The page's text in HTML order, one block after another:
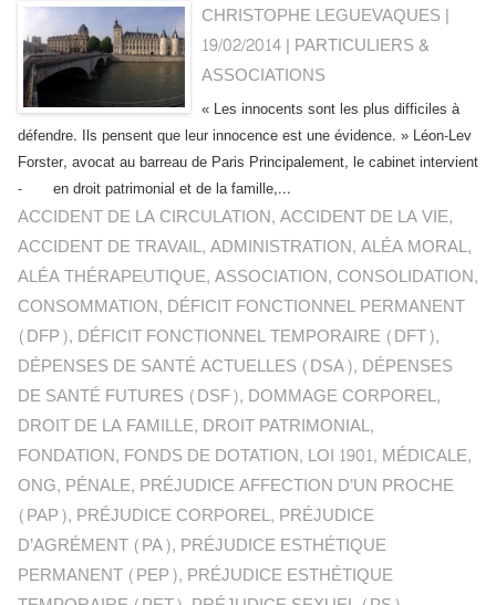
CHRISTOPHE LEGUEVAQUES |
19/02/2014| PARTICULIERS &
ASSOCIATIONS
« Les innocents sont les plus difficiles à
défendre. Ils pensent que leur innocence est une évidence. » Léon-Lev
Forster, avocat au barreau de Paris Principalement, le cabinet intervient
- en droit patrimonial et de la famille,...
ACCIDENT DE LA CIRCULATION,ACCIDENT DE LA VIE,
ACCIDENT DE TRAVAIL,ADMINISTRATION,ALÉA MORAL,
ALÉA THÉRAPEUTIQUE,ASSOCIATION, CONSOLIDATION,
CONSOMMATION, DÉFICIT FONCTIONNEL PERMANENT
(DFP), DÉFICIT FONCTIONNEL TEMPORAIRE (DFT),
DÉPENSES DE SANTÉ ACTUELLES (DSA), DÉPENSES
DE SANTÉ FUTURES (DSF), DOMMAGE CORPOREL,
DROIT DE LA FAMILLE, DROIT PATRIMONIAL,
FONDATION, FONDS DE DOTATION, LOI 1901, MÉDICALE,
ONG, PÉNALE, PRÉJUDICE AFFECTION D’UN PROCHE
(PAP), PRÉJUDICE CORPOREL, PRÉJUDICE
D’AGRÉMENT (PA), PRÉJUDICE ESTHÉTIQUE
PERMANENT (PEP), PRÉJUDICE ESTHÉTIQUE